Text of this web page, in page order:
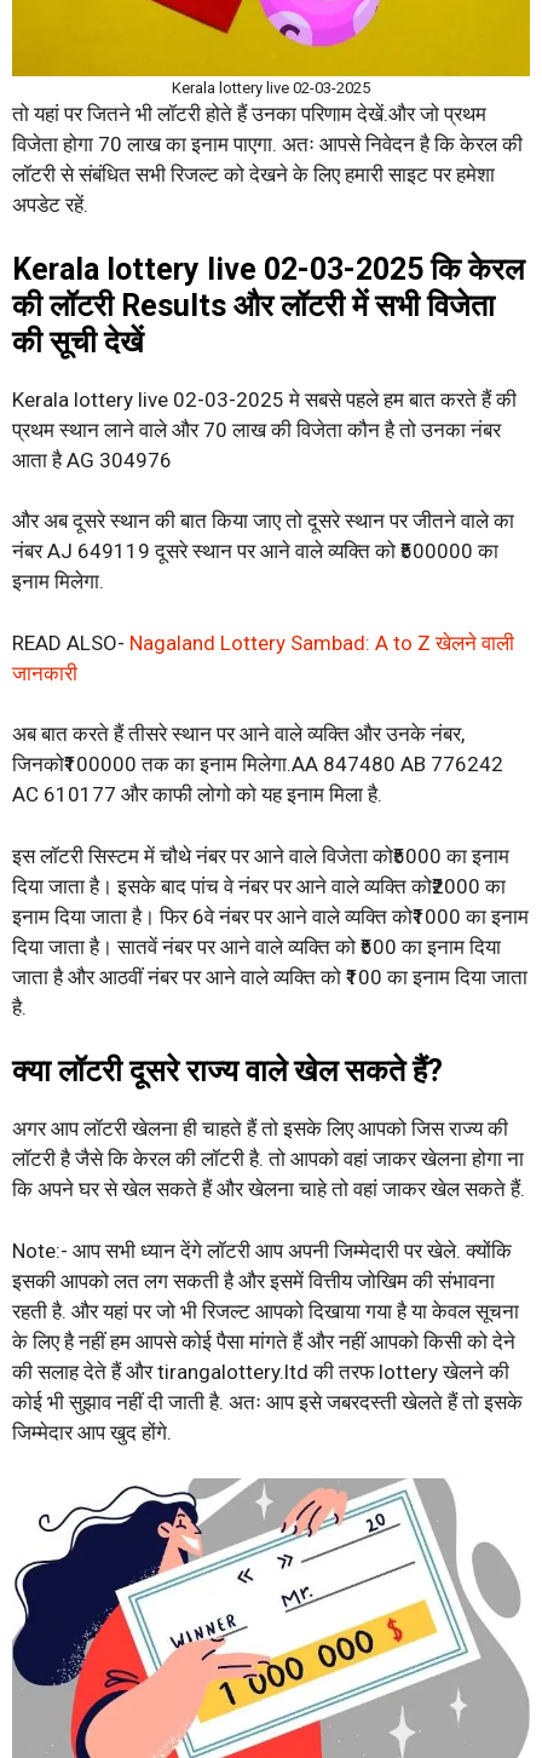
Kerala lottery live 02-03-2025
तो यहां पर जितने भी लॉटरी होते हैं उनका परिणाम देखें.और जो प्रथम
विजेता होगा 70 लाख का इनाम पाएगा. अतः आपसे निवेदन है कि केरल की
लॉटरी से संबंधित सभी रिजल्ट को देखने के लिए हमारी साइट पर हमेशा
अपडेट रहें.
Kerala lottery live 02-03-2025 कि केरल
की लॉटरी Results और लॉटरी में सभी विजेता
की सूची देखें
Kerala lottery live 02-03-2025 मे सबसे पहले हम बात करते हैं की
प्रथम स्थान लाने वाले और 70 लाख की विजेता कौन है तो उनका नंबर
आता है AG 304976
और अब दूसरे स्थान की बात किया जाए तो दूसरे स्थान पर जीतने वाले का
नंबर AJ 649119 दूसरे स्थान पर आने वाले व्यक्ति को ₹500000 का
इनाम मिलेगा.
READ ALSO- Nagaland Lottery Sambad: A to Z खेलने वाली
जानकारी
अब बात करते हैं तीसरे स्थान पर आने वाले व्यक्ति और उनके नंबर,
जिनको₹100000 तक का इनाम मिलेगा.AA 847480 AB 776242
AC 610177 और काफी लोगो को यह इनाम मिला है.
इस लॉटरी सिस्टम में चौथे नंबर पर आने वाले विजेता को₹5000 का इनाम
दिया जाता है। इसके बाद पांच वे नंबर पर आने वाले व्यक्ति को₹2000 का
इनाम दिया जाता है। फिर 6वे नंबर पर आने वाले व्यक्ति को₹1000 का इनाम
दिया जाता है। सातवें नंबर पर आने वाले व्यक्ति को ₹500 का इनाम दिया
जाता है और आठवीं नंबर पर आने वाले व्यक्ति को ₹100 का इनाम दिया जाता
है.
क्या लॉटरी दूसरे राज्य वाले खेल सकते हैं?
अगर आप लॉटरी खेलना ही चाहते हैं तो इसके लिए आपको जिस राज्य की
लॉटरी है जैसे कि केरल की लॉटरी है. तो आपको वहां जाकर खेलना होगा ना
कि अपने घर से खेल सकते हैं और खेलना चाहे तो वहां जाकर खेल सकते हैं.
Note:- आप सभी ध्यान देंगे लॉटरी आप अपनी जिम्मेदारी पर खेले. क्योंकि
इसकी आपको लत लग सकती है और इसमें वित्तीय जोखिम की संभावना
रहती है. और यहां पर जो भी रिजल्ट आपको दिखाया गया है या केवल सूचना
के लिए है नहीं हम आपसे कोई पैसा मांगते हैं और नहीं आपको किसी को देने
की सलाह देते हैं और tirangalottery.ltd की तरफ lottery खेलने की
कोई भी सुझाव नहीं दी जाती है. अतः आप इसे जबरदस्ती खेलते हैं तो इसके
जिम्मेदार आप खुद होंगे.